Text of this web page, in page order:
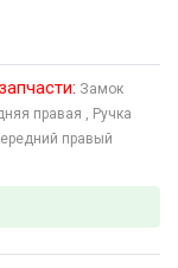
Замок
правая
, Ручка
правый